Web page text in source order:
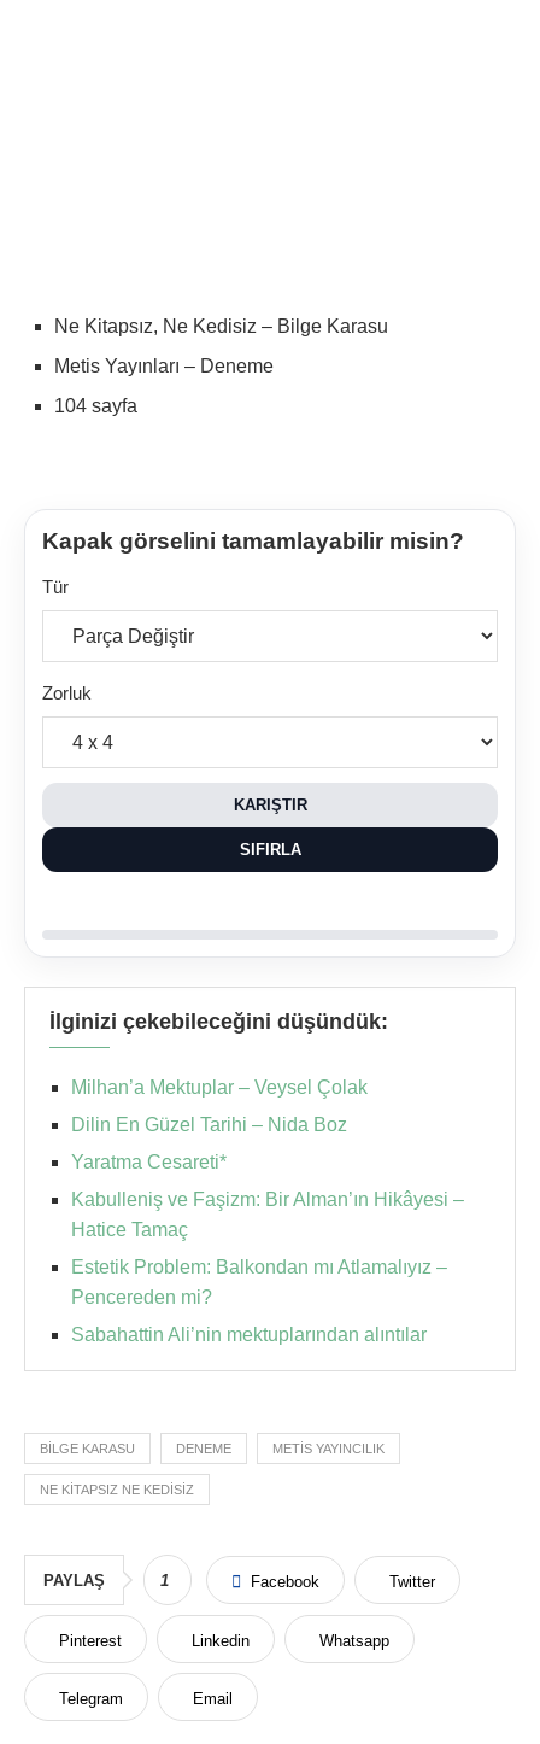
Ne Kitapsız, Ne Kedisiz – Bilge Karasu
Metis Yayınları – Deneme
104 sayfa
Kapak görselini tamamlayabilir misin?
Tür
Zorluk
KARIŞTIR
SIFIRLA
İlginizi çekebileceğini düşündük:
Milhan’a Mektuplar – Veysel Çolak
Dilin En Güzel Tarihi – Nida Boz
Yaratma Cesareti*
Kabulleniş ve Faşizm: Bir Alman’ın Hikâyesi –
Hatice Tamaç
Estetik Problem: Balkondan mı Atlamalıyız –
Pencereden mi?
Sabahattin Ali’nin mektuplarından alıntılar
BILGE KARASU DENEME METIS YAYINCILIK
NE KITAPSIZ NE KEDISIZ
PAYLAŞ 1 Facebook Twitter
Pinterest Linkedin Whatsapp
Telegram Email